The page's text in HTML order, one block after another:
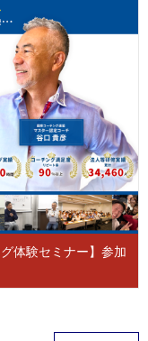
体験セミナー】参加